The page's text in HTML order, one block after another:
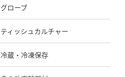
グローブ
ティッシュカルチャー
冷蔵・冷凍保存